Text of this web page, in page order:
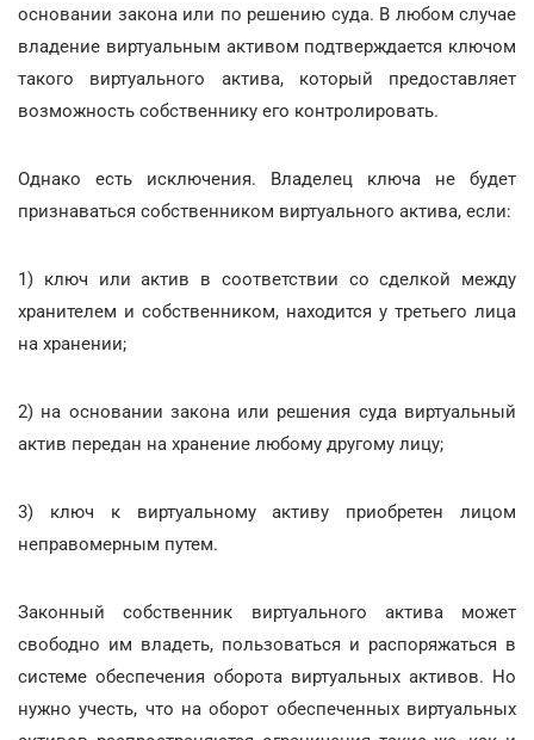
основании закона или по решению суда. В любом случае
владение виртуальным активом подтверждается ключом
такого виртуального актива, который предоставляет
возможность собственнику его контролировать.
Однако есть исключения. Владелец ключа не будет
признаваться собственником виртуального актива, если:
1) ключ или актив в соответствии со сделкой между
хранителем и собственником, находится у третьего лица
на хранении;
2) на основании закона или решения суда виртуальный
актив передан на хранение любому другому лицу;
3) ключ к виртуальному активу приобретен лицом
неправомерным путем.
Законный собственник виртуального актива может
свободно им владеть, пользоваться и распоряжаться в
системе обеспечения оборота виртуальных активов. Но
нужно учесть, что на оборот обеспеченных виртуальных